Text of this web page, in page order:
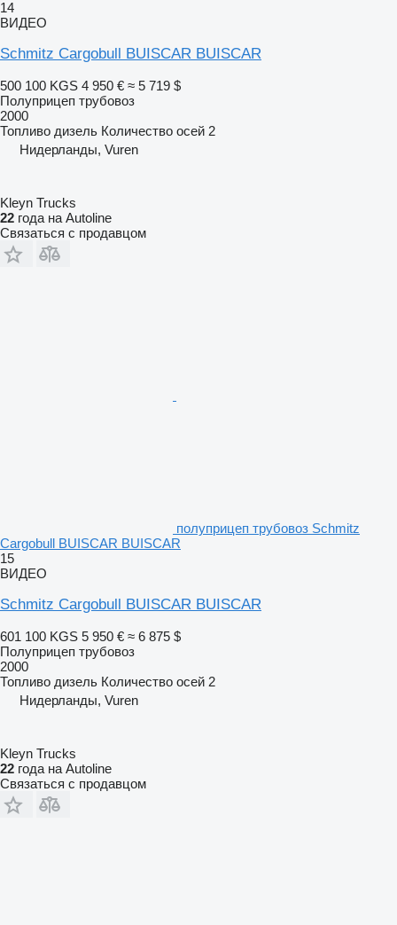
14
ВИДЕО
Schmitz Cargobull BUISCAR BUISCAR
500 100 KGS 4 950 € ≈ 5 719 $
Полуприцеп трубовоз
2000
Топливо дизель Количество осей 2
Нидерланды, Vuren
Kleyn Trucks
22 года на Autoline
Связаться с продавцом
полуприцеп трубовоз Schmitz
Cargobull BUISCAR BUISCAR
15
ВИДЕО
Schmitz Cargobull BUISCAR BUISCAR
601 100 KGS 5 950 € ≈ 6 875 $
Полуприцеп трубовоз
2000
Топливо дизель Количество осей 2
Нидерланды, Vuren
Kleyn Trucks
22 года на Autoline
Связаться с продавцом